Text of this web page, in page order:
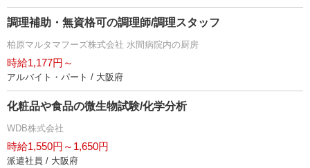
調理補助・無資格可の調理師/調理スタッフ
柏原マルタマフーズ株式会社 水間病院内の厨房
時給1,177円～
アルバイト・パート / 大阪府
化粧品や食品の微生物試験/化学分析
WDB株式会社
時給1,550円～1,650円
派遣社員 / 大阪府